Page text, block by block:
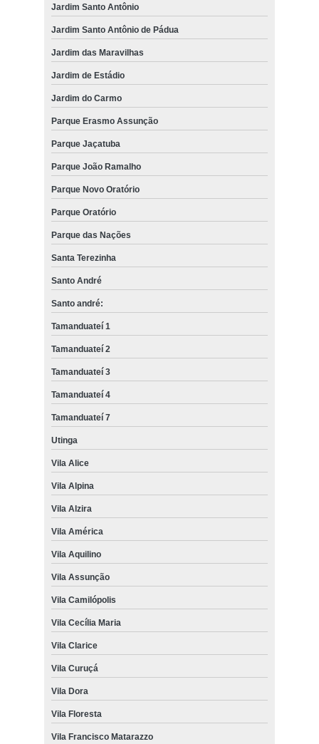
Jardim Santo Antônio
Jardim Santo Antônio de Pádua
Jardim das Maravilhas
Jardim de Estádio
Jardim do Carmo
Parque Erasmo Assunção
Parque Jaçatuba
Parque João Ramalho
Parque Novo Oratório
Parque Oratório
Parque das Nações
Santa Terezinha
Santo André
Santo andré:
Tamanduateí 1
Tamanduateí 2
Tamanduateí 3
Tamanduateí 4
Tamanduateí 7
Utinga
Vila Alice
Vila Alpina
Vila Alzira
Vila América
Vila Aquilino
Vila Assunção
Vila Camilópolis
Vila Cecília Maria
Vila Clarice
Vila Curuçá
Vila Dora
Vila Floresta
Vila Francisco Matarazzo